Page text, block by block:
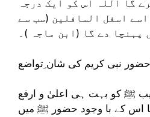
گا اللہ اس کو ایک درجہ
اسفل السافلین (سب سے
پہنچا دے گا (ابن ماجہ )۔
حبیب ﷺ کو بہت ہی اعلیٰ و ارفع
اس کے با وجود حضور ﷺ میں